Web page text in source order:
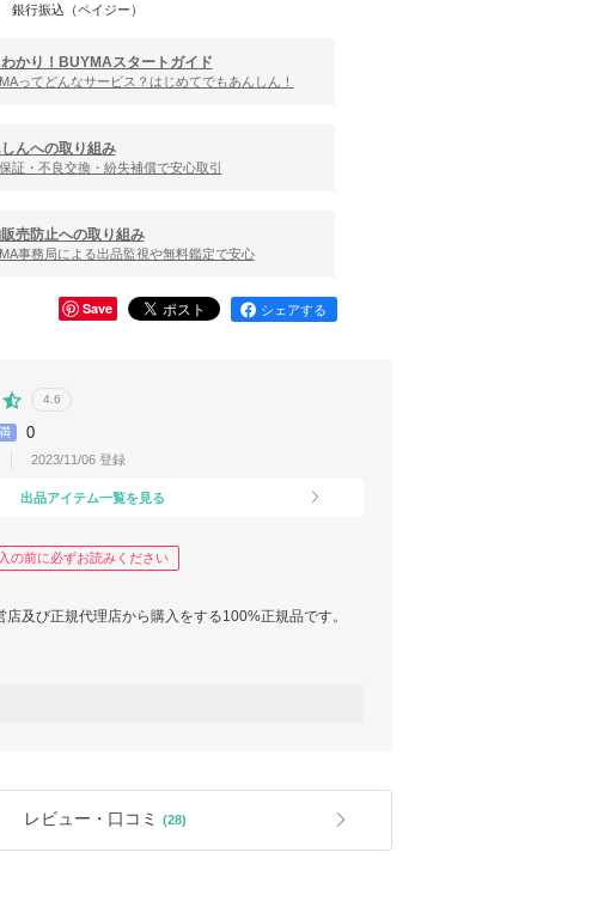
銀行振込（ペイジー）
わかり！BUYMAスタートガイド
ってどんなサービス？はじめてでもあんしん！
んへの取り組み
証・不良交換・紛失補償で安心取引
売防止への取り組み
事務局による出品監視や無料鑑定で安心
Save シェアする
4.6
0
2023/11/06 登録
出品アイテム一覧を見る
の前に必ずお読みください
及び正規代理店から購入をする100%正規品です。
きませんので、気になる方は事前にお問い合わせを頂
お願い致します。
レビュー・口コミ (28)